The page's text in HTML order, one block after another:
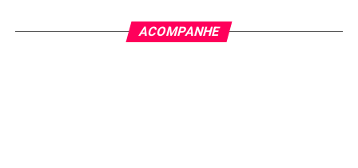
ACOMPANHE